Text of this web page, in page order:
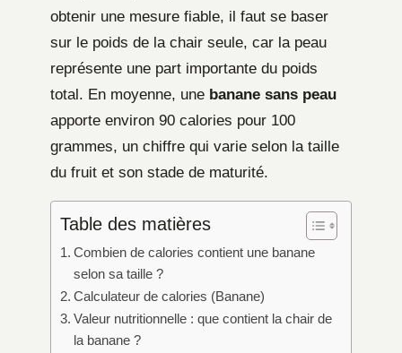
obtenir une mesure fiable, il faut se baser
sur le poids de la chair seule, car la peau
représente une part importante du poids
total. En moyenne, une banane sans peau
apporte environ 90 calories pour 100
grammes, un chiffre qui varie selon la taille
du fruit et son stade de maturité.
Table des matières
Combien de calories contient une banane
selon sa taille ?
Calculateur de calories (Banane)
Valeur nutritionnelle : que contient la chair de
la banane ?